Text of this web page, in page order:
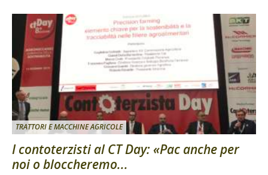
TRATTORI E MACCHINE AGRICOLE
I contoterzisti al CT Day: «Pac anche per
noi o bloccheremo...